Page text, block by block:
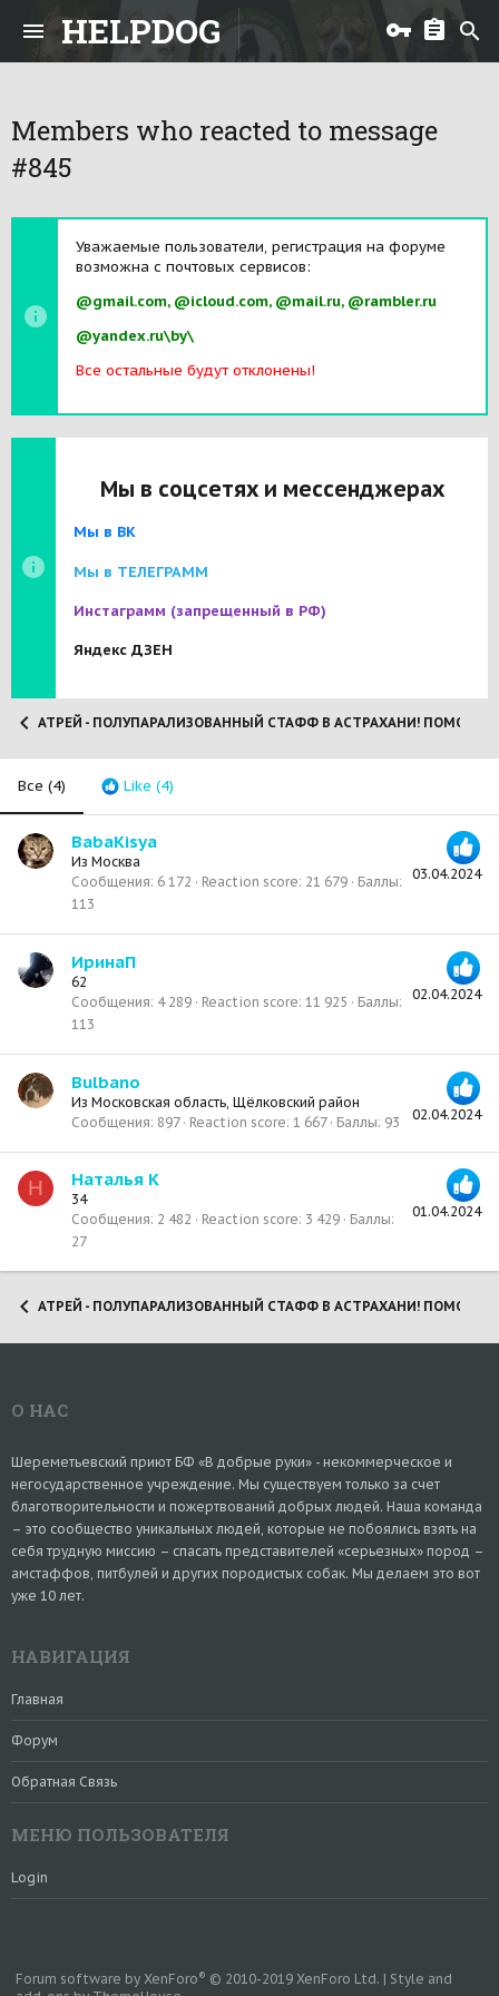
HELPDOG
Members who reacted to message
#845
Уважаемые пользователи, регистрация на форуме
возможна с почтовых сервисов:
@gmail.com, @icloud.com, @mail.ru, @rambler.ru
@yandex.ru\by\
Все остальные будут отклонены!
Мы в соцсетях и мессенджерах
Мы в ВК
Мы в ТЕЛЕГРАММ
Инстаграмм (запрещенный в РФ)
Яндекс ДЗЕН
АТРЕЙ - ПОЛУПАРАЛИЗОВАННЫЙ СТАФФ В АСТРАХАНИ!
Все (4) Like (4)
03.04.2024
BabaKisya
Из Москва
Сообщения 6 172 Reaction score 21 679
Баллы
113
02.04.2024
ИринаП
62
Сообщения 4 289 Reaction score 11 925
Баллы
113
02.04.2024
Bulbano
Из Московская область, Щёлковский район
Сообщения 897 Reaction score 1 667 Баллы 93
Н
01.04.2024
Наталья К
34
Сообщения 2 482 Reaction score 3 429
Баллы
27
АТРЕЙ - ПОЛУПАРАЛИЗОВАННЫЙ СТАФФ В АСТРАХАНИ!
О НАС
Шереметьевский приют БФ «В добрые руки» - некоммерческое и
негосударственное учреждение. Мы существуем только за счет
благотворительности и пожертвований добрых людей. Наша команда
– это сообщество уникальных людей, которые не побоялись взять на
себя трудную миссию – спасать представителей «серьезных» пород –
амстаффов, питбулей и других породистых собак. Мы делаем это вот
уже 10 лет.
НАВИГАЦИЯ
Главная
Форум
Обратная Связь
МЕНЮ ПОЛЬЗОВАТЕЛЯ
Login
Forum software by XenForo® © 2010-2019 XenForo Ltd. | Style and